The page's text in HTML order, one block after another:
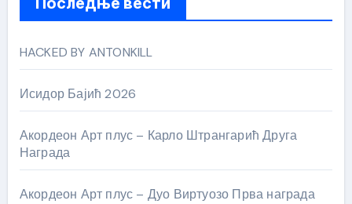
HACKED BY ANTONKILL
Исидор Бајић 2026
Акордеон Арт плус – Карло Штрангарић Друга
Награда
Акордеон Арт плус – Дуо Виртуозо Прва награда